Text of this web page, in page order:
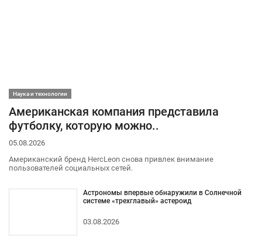
Наука и технологии
Американская компания представила
футболку, которую можно..
05.08.2026
Американский бренд HercLeon снова привлек внимание
пользователей социальных сетей.
Астрономы впервые обнаружили в Солнечной
системе «трехглавый» астероид
03.08.2026